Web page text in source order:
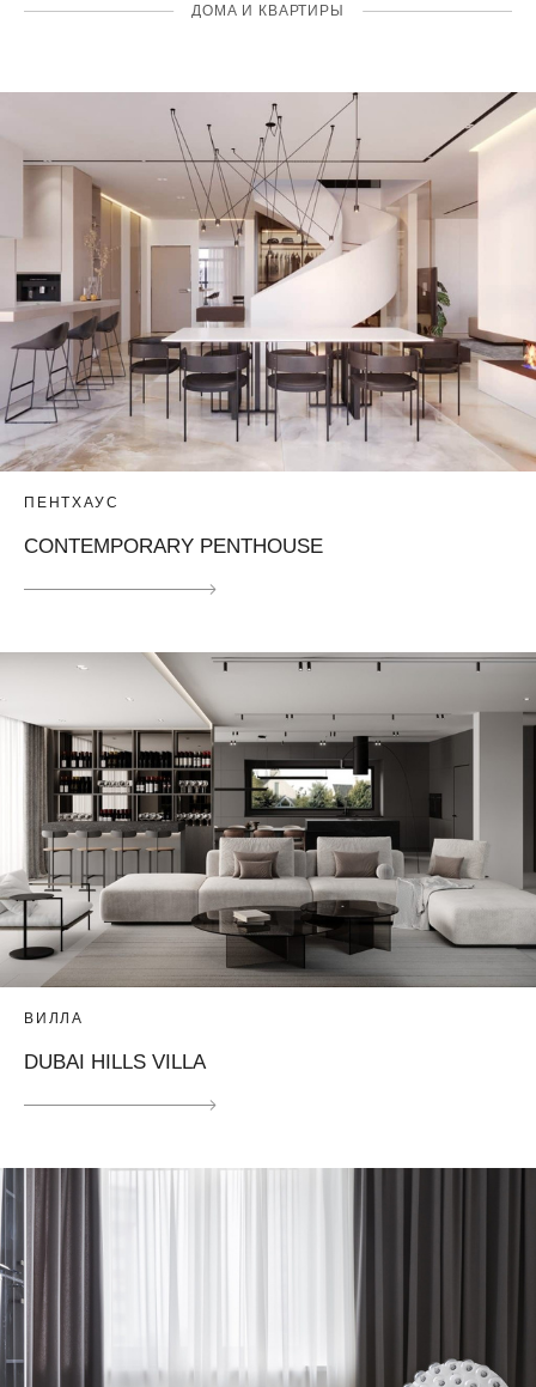
ДОМА И КВАРТИРЫ
ПЕНТХАУС
CONTEMPORARY PENTHOUSE
ВИЛЛА
DUBAI HILLS VILLA